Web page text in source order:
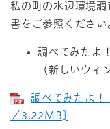
私の町の水辺環境
書をご参照ください
調べてみたよ
（新しいウィ
調べてみたよ
／3.22MB]